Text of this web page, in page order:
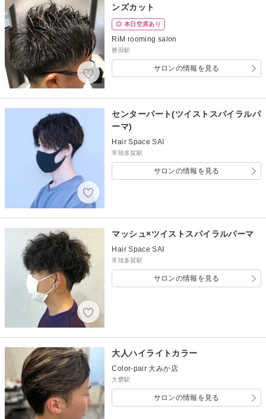
ンズカット
◎ 本日空席あり
RiM rooming salon
勝田駅
サロンの情報を見る
センターパート(ツイストスパイラルパ
ーマ)
Hair Space SAI
常陸多賀駅
サロンの情報を見る
マッシュ×ツイストスパイラルパーマ
Hair Space SAI
常陸多賀駅
サロンの情報を見る
大人ハイライトカラー
Color-pair 大みか店
大甕駅
サロンの情報を見る